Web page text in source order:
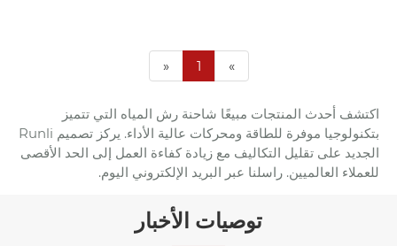
« 1 »
اكتشف أحدث المنتجات مبيعًا شاحنة رش المياه التي تتميز
بتكنولوجيا موفرة للطاقة ومحركات عالية الأداء. يركز تصميم Runli
الجديد على تقليل التكاليف مع زيادة كفاءة العمل إلى الحد الأقصى
للعملاء العالميين. راسلنا عبر البريد الإلكتروني اليوم.
توصيات الأخبار